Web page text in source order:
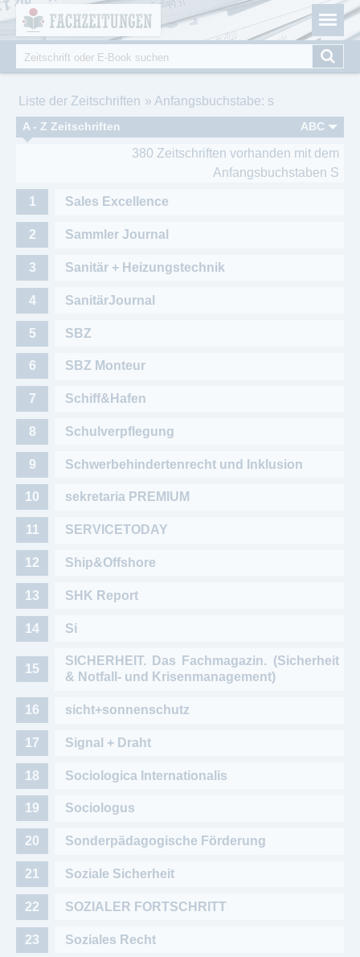
Fachzeitungen.de - Das unabhängige Portal für
Fachmagazine Fachpublikationen & eBooks
Suchformular
Suche
Liste der Zeitschriften
Anfangsbuchstabe: s
A - Z Zeitschriften
380 Zeitschriften vorhanden mit dem
Anfangsbuchstaben S
ABC
Sales Excellence
Sammler Journal
Sanitär + Heizungstechnik
SanitärJournal
SBZ
SBZ Monteur
Schiff&Hafen
Schulverpflegung
Schwerbehindertenrecht und Inklusion
sekretaria PREMIUM
SERVICETODAY
Ship&Offshore
SHK Report
Si
SICHERHEIT. Das Fachmagazin. (Sicherheit
& Notfall- und Krisenmanagement)
sicht+sonnenschutz
Signal + Draht
Sociologica Internationalis
Sociologus
Sonderpädagogische Förderung
Soziale Sicherheit
SOZIALER FORTSCHRITT
Soziales Recht
Cookie-Einstellungen